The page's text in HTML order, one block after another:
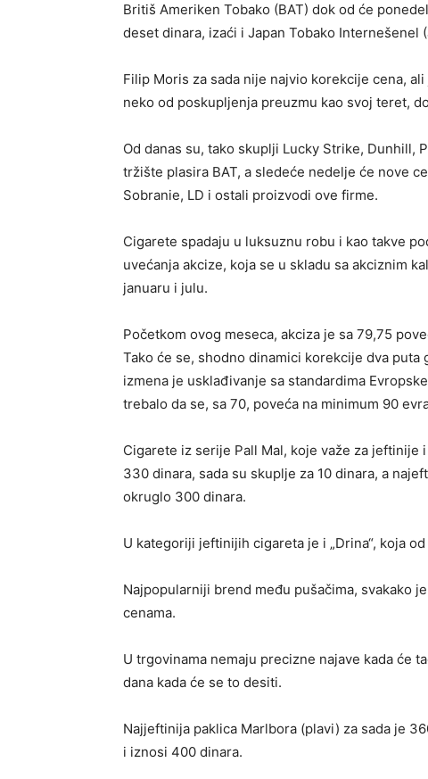
Britiš Ameriken Tobako (BAT) dok od će
deset dinara, izaći i Japan Tobako Internešenel
Filip Moris za sada nije najvio korekcije cena,
neko od poskupljenja preuzmu kao svoj teret,
Od danas su, tako skuplji Lucky Strike, Dunhill,
tržište plasira BAT, a sledeće nedelje će nove
Sobranie, LD i ostali proizvodi ove firme.
Cigarete spadaju u luksuznu robu i kao takve
uvećanja akcize, koja se u skladu sa akciznim
januaru i julu.
Početkom ovog meseca, akciza je sa 79,75
Tako će se, shodno dinamici korekcije dva
izmena je usklađivanje sa standardima
trebalo da se, sa 70, poveća na minimum 90
Cigarete iz serije Pall Mal, koje važe za jeftinije
330 dinara, sada su skuplje za 10 dinara, a
okruglo 300 dinara.
U kategoriji jeftinijih cigareta je i „Drina“, koja
Najpopularniji brend među pušačima, svakako
cenama.
U trgovinama nemaju precizne najave kada će
dana kada će se to desiti.
Najjeftinija paklica Marlbora (plavi) za sada je
i iznosi 400 dinara.